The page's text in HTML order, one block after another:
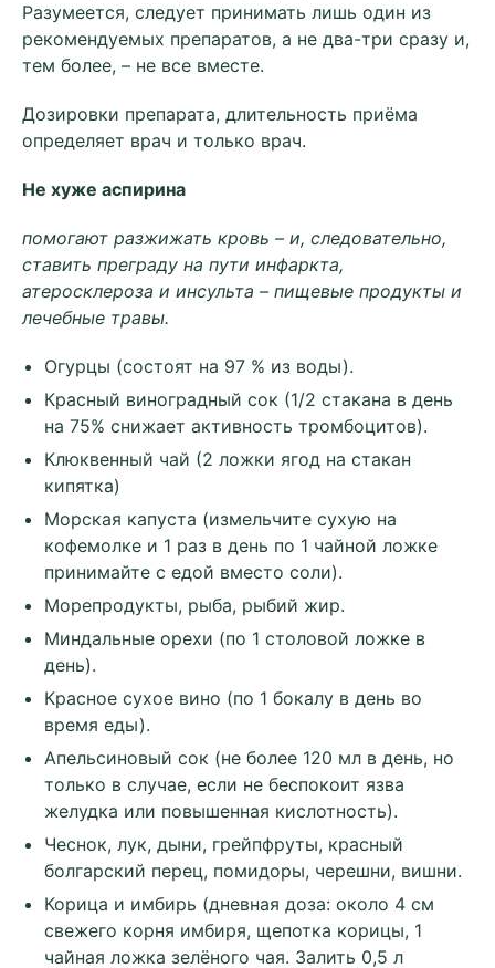
Разумеется, следует принимать лишь один из
рекомендуемых препаратов, а не два-три сразу и,
тем более, – не все вместе.
Дозировки препарата, длительность приёма
определяет врач и только врач.
Не хуже аспирина
помогают разжижать кровь – и, следовательно,
ставить преграду на пути инфаркта,
атеросклероза и инсульта – пищевые продукты и
лечебные травы.
Огурцы (состоят на 97 % из воды).
Красный виноградный сок (1/2 стакана в день
на 75% снижает активность тромбоцитов).
Клюквенный чай (2 ложки ягод на стакан
кипятка)
Морская капуста (измельчите сухую на
кофемолке и 1 раз в день по 1 чайной ложке
принимайте с едой вместо соли).
Морепродукты, рыба, рыбий жир.
Миндальные орехи (по 1 столовой ложке в
день).
Красное сухое вино (по 1 бокалу в день во
время еды).
Апельсиновый сок (не более 120 мл в день, но
только в случае, если не беспокоит язва
желудка или повышенная кислотность).
Чеснок, лук, дыни, грейпфруты, красный
болгарский перец, помидоры, черешни, вишни.
Корица и имбирь (дневная доза: около 4 см
свежего корня имбиря, щепотка корицы, 1
чайная ложка зелёного чая. Залить 0,5 л